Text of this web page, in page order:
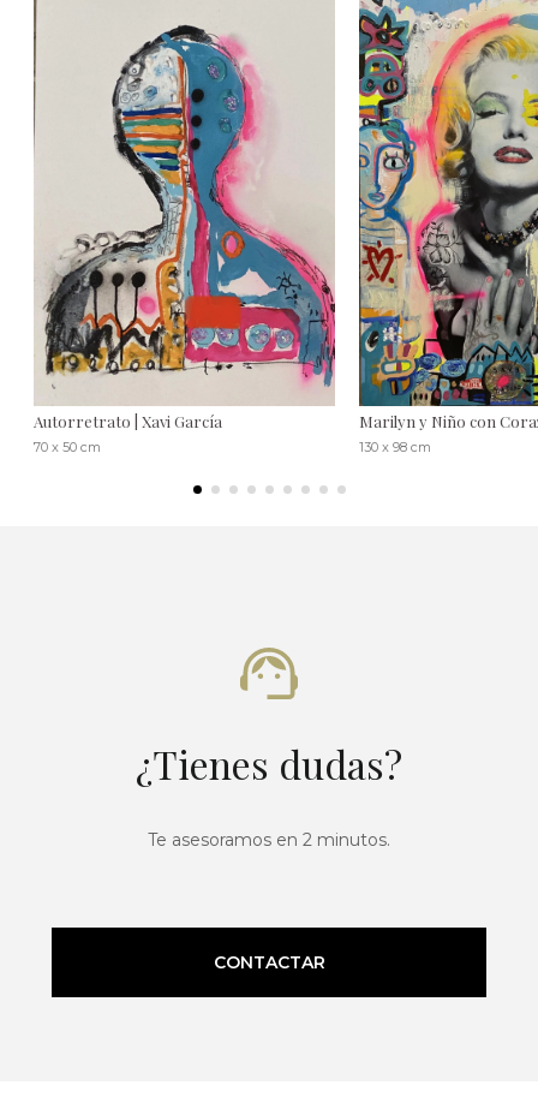
Autorretrato | Xavi García
70 x 50 cm
Marilyn y Niño con
130 x 98 cm
¿Tienes dudas?
Te asesoramos en 2 minutos.
CONTACTAR